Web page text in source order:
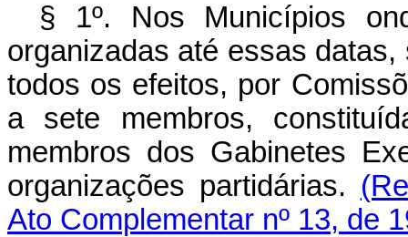
§ 1º. Nos Municípios
organizadas até essas
todos os efeitos, por
a sete membros,
membros dos Gabinetes
organizações partidárias.
Ato Complementar nº 13, de